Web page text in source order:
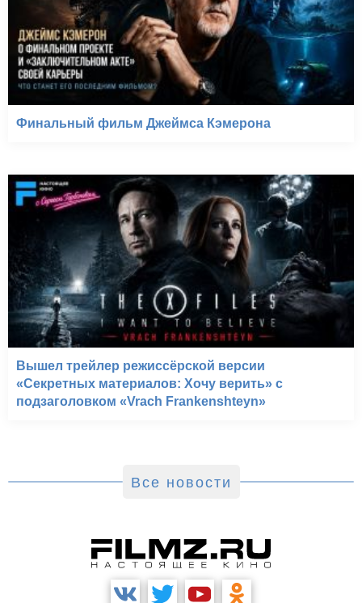
Финальный фильм Джеймса Кэмерона
Вышел трейлер режиссёрской версии
«Секретных материалов: Хочу верить» с
подзаголовком «Vrach Frankenshteyn»
Все новости